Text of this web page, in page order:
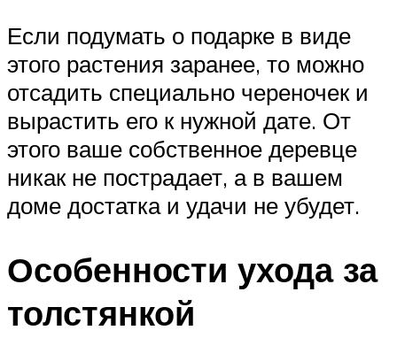
Если подумать о подарке в виде
этого растения заранее, то можно
отсадить специально череночек и
вырастить его к нужной дате. От
этого ваше собственное деревце
никак не пострадает, а в вашем
доме достатка и удачи не убудет.
Особенности ухода за
толстянкой